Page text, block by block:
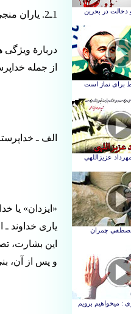
1ـ2. یاران منجی
دربارة ویژگی
از جمله
الف ـ
«ایزدان» یا
یاری خداوند
این بشارت،
و پس از آن،